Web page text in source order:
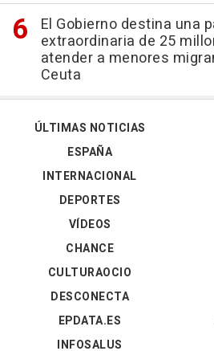
El Gobierno destina una
extraordinaria de 25
atender a menores
Ceuta
ÚLTIMAS NOTICIAS
ESPAÑA
INTERNACIONAL
DEPORTES
VÍDEOS
CHANCE
CULTURAOCIO
DESCONECTA
EPDATA.ES
INFOSALUS